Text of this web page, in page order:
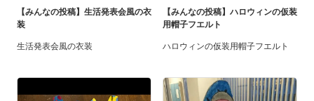
【みんなの投稿】生活発表会風の衣
装
生活発表会風の衣装
【みんなの投稿】ハロウィンの仮装
用帽子フエルト
ハロウィンの仮装用帽子フエルト